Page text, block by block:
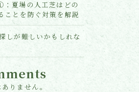
夏場の人工芝はどの
ことを防ぐ対策を解説
しが難しいかもしれな
りません。